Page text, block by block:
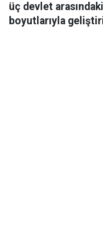
üç devlet
boyutlarıyla